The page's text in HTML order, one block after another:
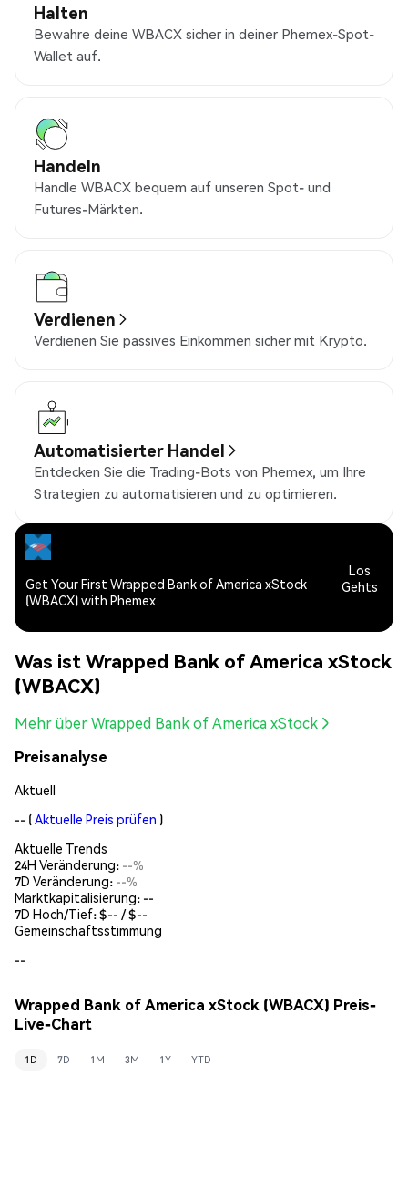
Halten
Bewahre deine WBACX sicher in deiner Phemex-Spot-
Wallet auf.
Handeln
Handle WBACX bequem auf unseren Spot- und
Futures-Märkten.
Verdienen
Verdienen Sie passives Einkommen sicher mit Krypto.
Automatisierter Handel
Entdecken Sie die Trading-Bots von Phemex, um Ihre
Strategien zu automatisieren und zu optimieren.
Get Your First Wrapped Bank of America xStock
(WBACX) with Phemex
Los
Gehts
Was ist Wrapped Bank of America xStock
(WBACX)
Mehr über Wrapped Bank of America xStock
Preisanalyse
Aktuell
-- (Aktuelle Preis prüfen )
Aktuelle Trends
24H Veränderung: --%
7D Veränderung: --%
Marktkapitalisierung: --
7D Hoch/Tief: $-- / $--
Gemeinschaftsstimmung
--
Wrapped Bank of America xStock (WBACX) Preis-
Live-Chart
1D 7D 1M 3M 1Y YTD